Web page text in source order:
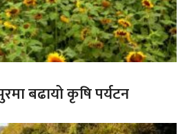
बढायो कृषि पर्यटन